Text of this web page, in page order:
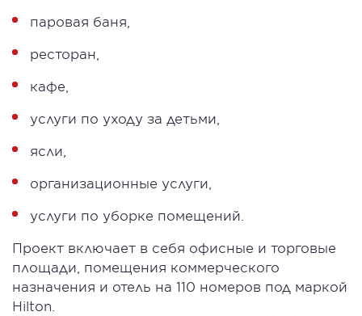
паровая баня,
ресторан,
кафе,
услуги по уходу за детьми,
ясли,
организационные услуги,
услуги по уборке помещений.
Проект включает в себя офисные и торговые
площади, помещения коммерческого
назначения и отель на 110 номеров под маркой
Hilton.